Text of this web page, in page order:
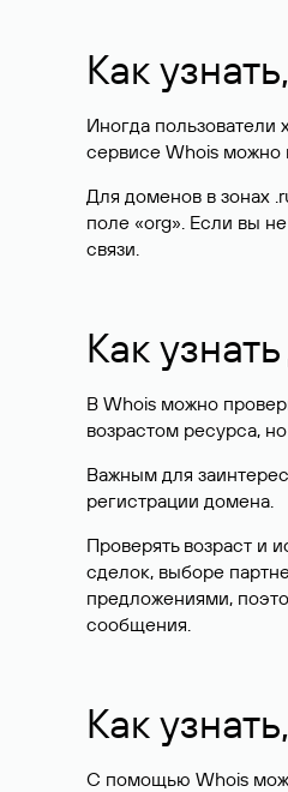
Как
Иногда пользователи
сервисе Whois можно
Для доменов в зонах
поле «org». Если вы
связи.
Как
В Whois можно
возрастом ресурса,
Важным для
регистрации домена.
Проверять возраст и
сделок, выборе
предложениями,
сообщения.
Как
С помощью Whois